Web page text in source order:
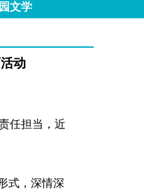
文学
动
任担当，近
式，深情深